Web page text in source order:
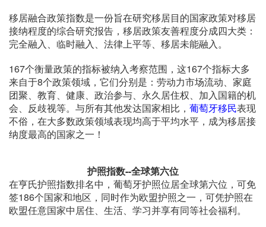
移居融合政策指数是一份旨在研究移居目的国家政策对移居
接纳程度的综合研究报告，移居政策友善程度分成四大类：
完全融入、临时融入、法律上平等、移居未能融入。
167个衡量政策的指标被纳入考察范围，这167个指标大多
来自于8个政策领域，它们分别是：劳动力市场流动、家庭
团聚、教育、健康、政治参与、永久居住权、加入国籍的机
会、反歧视等。与所有其他发达国家相比， 葡萄牙移民表现
不俗，在大多数政策领域表现均高于平均水平，成为移居接
纳度最高的国家之一！
护照指数--全球第六位
在亨氏护照指数排名中，葡萄牙护照位居全球第六位，可免
签186个国家和地区，同时作为欧盟护照之一，可凭护照在
欧盟任意国家中居住、生活、学习并享有同等社会福利。